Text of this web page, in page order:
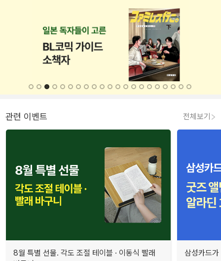
관련 이벤트 전체보기
8월 특별 선물. 각도 조절 테이블 · 이동식 빨래
삼성카드